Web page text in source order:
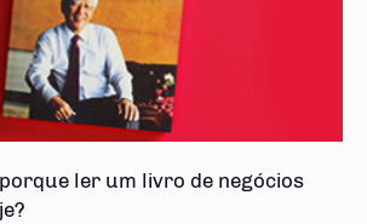
ler um livro de negócios